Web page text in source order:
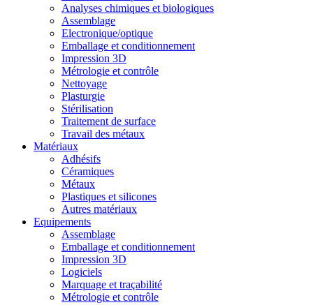
Analyses chimiques et biologiques
Assemblage
Electronique/optique
Emballage et conditionnement
Impression 3D
Métrologie et contrôle
Nettoyage
Plasturgie
Stérilisation
Traitement de surface
Travail des métaux
Matériaux
Adhésifs
Céramiques
Métaux
Plastiques et silicones
Autres matériaux
Equipements
Assemblage
Emballage et conditionnement
Impression 3D
Logiciels
Marquage et traçabilité
Métrologie et contrôle